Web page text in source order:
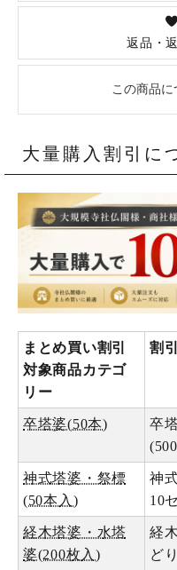
返品・
この商品
大量購入割引に
まとめ買い割引
対象商品カテゴ
リー
割
卒塔婆(50本)
卒
神式塔婆・祭標
(50本入)
神
10
経木塔婆・水塔
婆(200枚入)
経
ど